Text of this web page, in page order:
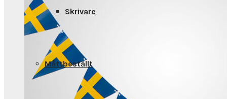
Skrivare
Måttbeställt